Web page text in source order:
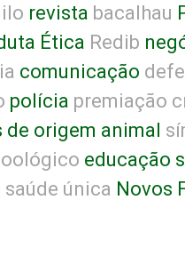
revista bacalhau
Ética Redib
comunicação
polícia premiação
de origem animal
educação
saúde única Novos